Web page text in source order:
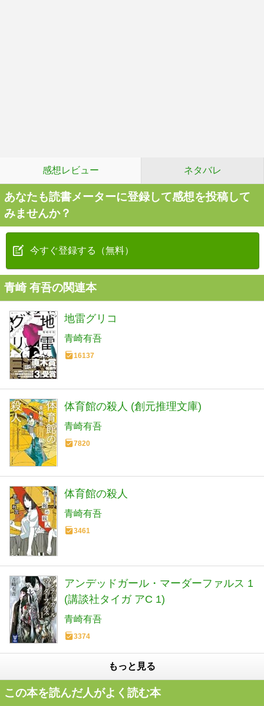
感想レビュー ネタバレ
あなたも読書メーターに登録して感想を投稿して
みませんか？
今すぐ登録する（無料）
青崎 有吾の関連本
地雷グリコ
青崎有吾
16137
体育館の殺人 (創元推理文庫)
青崎有吾
7820
体育館の殺人
青崎有吾
3461
アンデッドガール・マーダーファルス 1
(講談社タイガ アC 1)
青崎有吾
3374
もっと見る
この本を読んだ人がよく読む本